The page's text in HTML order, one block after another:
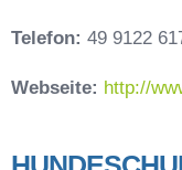
Telefon: 49 9122
Webseite: http://